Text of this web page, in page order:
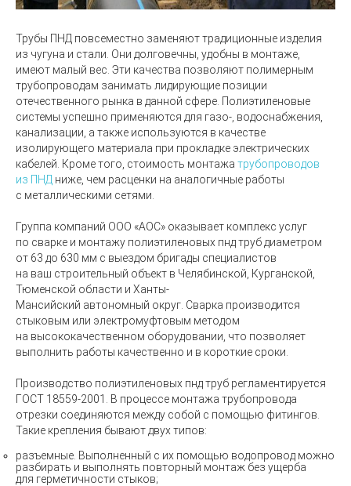
Трубы ПНД повсеместно заменяют традиционные изделия
из чугуна и стали. Они долговечны, удобны в монтаже,
имеют малый вес. Эти качества позволяют полимерным
трубопроводам занимать лидирующие позиции
отечественного рынка в данной сфере. Полиэтиленовые
системы успешно применяются для газо-, водоснабжения,
канализации, а также используются в качестве
изолирующего материала при прокладке электрических
кабелей. Кроме того, стоимость монтажа трубопроводов
из ПНД ниже, чем расценки на аналогичные работы
с металлическими сетями.
Группа компаний ООО «АОС» оказывает комплекс услуг
по сварке и монтажу полиэтиленовых пнд труб диаметром
от 63 до 630 мм с выездом бригады специалистов
на ваш строительный объект в Челябинской, Курганской,
Тюменской области и Ханты-
Мансийский автономный округ Сварка производится
стыковым или электромуфтовым методом
на высококачественном оборудовании, что позволяет
выполнить работы качественно и в короткие сроки.
Производство полиэтиленовых пнд труб регламентируется
ГОСТ 18559-2001
. В процессе монтажа трубопровода
отрезки соединяются между собой с помощью фитингов.
Такие крепления бывают двух типов:
разъемные. Выполненный с их помощью водопровод можно
разбирать и выполнять повторный монтаж без ущерба
для герметичности стыков;